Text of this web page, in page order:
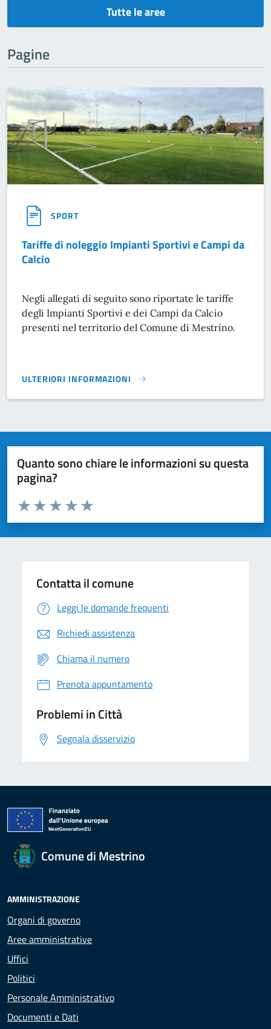
Tutte le aree
Pagine
SPORT
Tariffe di noleggio Impianti Sportivi e Campi da
Calcio
Negli allegati di seguito sono riportate le tariffe
degli Impianti Sportivi e dei Campi da Calcio
presenti nel territorio del Comune di Mestrino.
ULTERIORI INFORMAZIONI
TARIFFE DI NOLEGGIO IMPIANTI SPORTIVI E CAMPI DA
Quanto sono chiare le informazioni su questa
pagina?
Domanda
Valuta da 1 a 5 stelle la pagina
Valuta 5 stelle su 5
Valuta 4 stelle su 5
Valuta 3 stelle su 5
Valuta 2 stelle su 5
Valuta 1 stelle su 5
Contatta il comune
Leggi le domande frequenti
Richiedi assistenza
Chiama il numero
Prenota appuntamento
Problemi in Città
Segnala disservizio
Comune di Mestrino
AMMINISTRAZIONE
Organi di governo
Aree amministrative
Uffici
Politici
Personale Amministrativo
Documenti e Dati